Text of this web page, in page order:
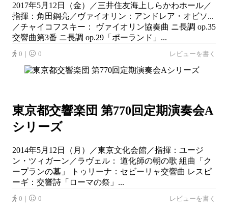
2017年5月12日（金）／三井住友海上しらかわホール／
指揮：角田鋼亮／ヴァイオリン：アンドレア・オビソ...
／チャイコフスキー： ヴァイオリン協奏曲 ニ長調 op.35
交響曲第3番 ニ長調 op.29「ポーランド」...
0｜ 0 レビューを書く
東京都交響楽団 第770回定期演奏会A
シリーズ
2014年5月12日（月）／東京文化会館／指揮：ユージ
ン・ツィガーン／ラヴェル： 道化師の朝の歌 組曲「ク
ープランの墓」 トゥリーナ：セビーリャ交響曲 レスピ
ーギ：交響詩「ローマの祭」...
0｜ 0 レビューを書く